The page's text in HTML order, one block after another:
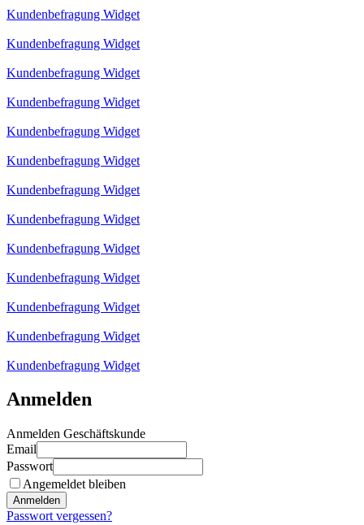
Kundenbefragung Widget
Kundenbefragung Widget
Kundenbefragung Widget
Kundenbefragung Widget
Kundenbefragung Widget
Kundenbefragung Widget
Kundenbefragung Widget
Kundenbefragung Widget
Kundenbefragung Widget
Kundenbefragung Widget
Kundenbefragung Widget
Kundenbefragung Widget
Kundenbefragung Widget
Anmelden
Anmelden Geschäftskunde
Email
Passwort
Angemeldet bleiben
Anmelden
Passwort vergessen?